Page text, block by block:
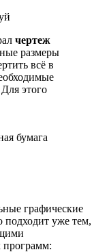
чертеж
размеры
всё в
этого
бумага
графические
подходит уже тем,
программ: